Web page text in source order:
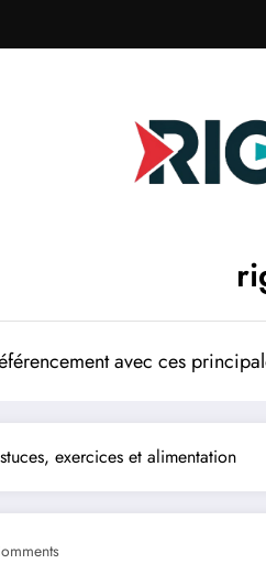
avec ces
exercices et alimentation